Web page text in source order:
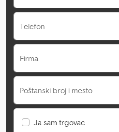
Telefon
Firma
Poštanski broj i mesto
Ja sam trgovac